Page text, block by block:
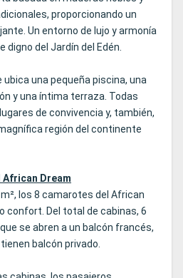
proporcionando un
Un entorno de lujo y armonía
digno del Jardín del Edén.
ubica una pequeña piscina, una
y una íntima terraza. Todas
de convivencia y, también,
región del continente
Dream
los 8 camarotes del African
confort. Del total de cabinas, 6
se abren a un balcón francés,
balcón privado.